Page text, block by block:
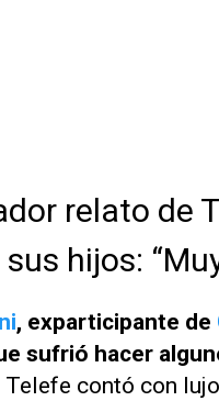
relato de
hijos:
, exparticipante de
sufrió hacer
Telefe contó con